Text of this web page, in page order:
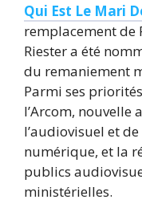
Qui Est Le Mari
remplacement de
Riester a été
du remaniement
Parmi ses
l’Arcom,
l’audiovisuel et
numérique, et la
publics
ministérielles.